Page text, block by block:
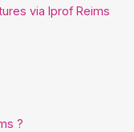
via Iprof Reims
?